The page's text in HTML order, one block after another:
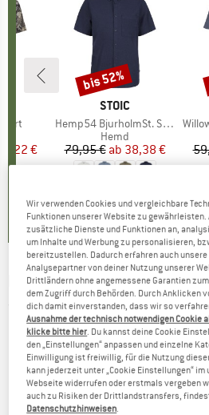
Preis
€
MARKE
STOIC
Artikel
Hemp54 BjurholmSt. S/S Shirt
Produktgruppe
Hemd
Preis
79,95 € reduzierter Preis
ab 38,38 €
Rabatt
bis 52%
FILSON -Twin Lakes Sport
(0)
Wir verwenden Cookies und vergleichbare
Funktionen unserer Website zu gewährleisten.
zusätzliche Dienste und Funktionen an,
um Inhalte und Werbung zu personalisieren,
bereitzustellen. Dadurch erfahren auch unsere
Analysepartner von deiner Nutzung unserer
Drittländern ohne angemessene Garantien
dem Zugriff durch Behörden. Durch Anklicken
dich damit einverstanden, dass wir so
Ausnahme der technisch notwendigen Cookie
klicke bitte hier . Du kannst deine Cookie
den „Einstellungen“ anpassen und einzelne
Einwilligung ist freiwillig, für die Nutzung
kann jederzeit unter „Cookie Einstellungen“
Webseite widerrufen oder erstmals vergeben
auch zu Risiken der Drittlandstransfers,
Datenschutzhinweisen